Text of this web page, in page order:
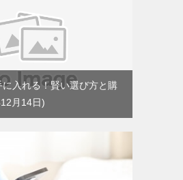
入れる！賢い選び方と購
月14日